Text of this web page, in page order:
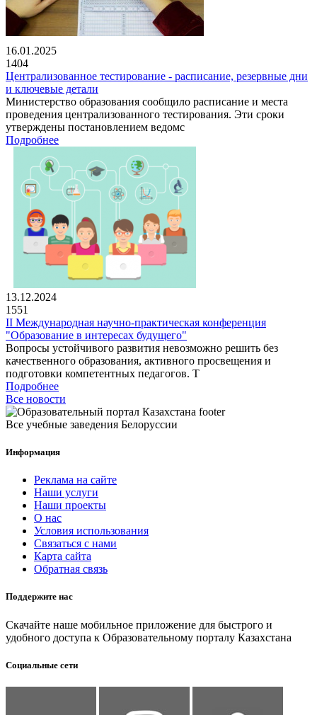
16.01.2025
1404
Централизованное тестирование - расписание, резервные дни
и ключевые детали
Министерство образования сообщило расписание и места
проведения централизованного тестирования. Эти сроки
утверждены постановлением ведомс
Подробнее
13.12.2024
1551
II Международная научно-практическая конференция
"Образование в интересах будущего"
Вопросы устойчивого развития невозможно решить без
качественного образования, активного просвещения и
подготовки компетентных педагогов. Т
Подробнее
Все новости
Все учебные заведения Белоруссии
Информация
Реклама на сайте
Наши услуги
Наши проекты
О нас
Условия использования
Связаться с нами
Карта сайта
Обратная связь
Поддержите нас
Скачайте наше мобильное приложение для быстрого и
удобного доступа к Образовательному порталу Казахстана
Социальные сети